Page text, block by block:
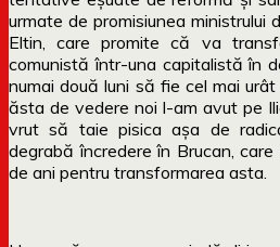
urmate de promisiunea ministrului
Eltin, care promite că va
comunistă într-una capitalistă în
numai două luni să fie cel mai
ăsta de vedere noi l-am avut pe
vrut să taie pisica așa de
degrabă încredere în Brucan,
de ani pentru transformarea asta.